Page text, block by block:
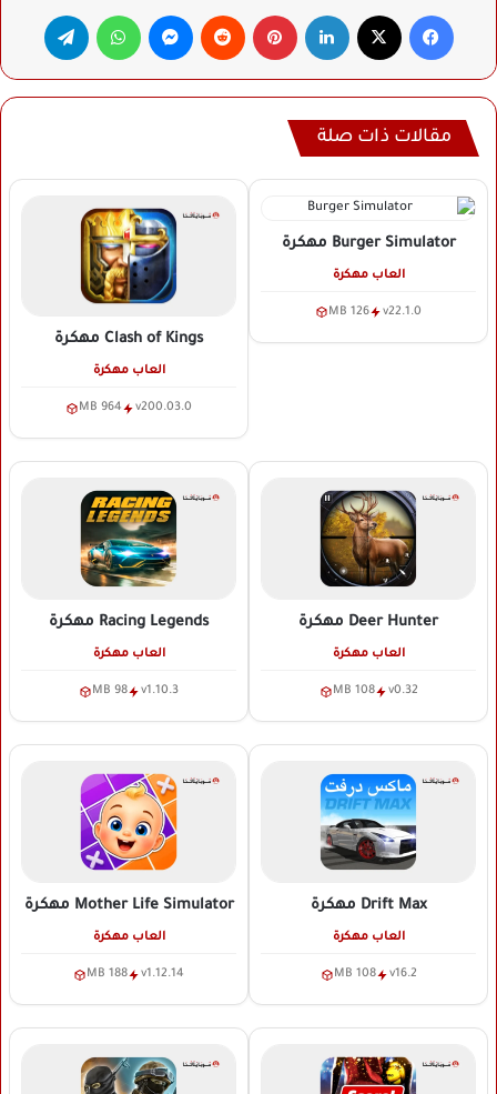
فيسبوك لينكدإن بينتيريست ماسنجر واتساب
مقالات ذات صلة
Burger Simulator مهكرة
العاب مهكرة
v22.1.0
126 MB
Clash of Kings مهكرة
العاب مهكرة
v200.03.0
964 MB
Deer Hunter مهكرة
العاب مهكرة
v0.32
108 MB
Racing Legends مهكرة
العاب مهكرة
v1.10.3
98 MB
Drift Max مهكرة
العاب مهكرة
v16.2
108 MB
Mother Life Simulator مهكرة
العاب مهكرة
v1.12.14
188 MB